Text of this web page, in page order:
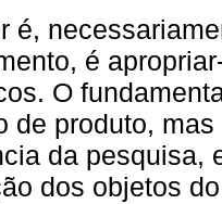
é,
é
O
de produto,
da pesquisa,
dos objetos